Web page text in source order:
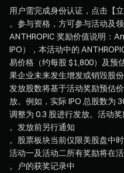
用户需完成身份认证，点击【
参与资格，方可参与活动及领
ANTHROPIC 奖励价值说明：
IPO），本活动中的
易价格（约每股 $1,800）及预
果企业未来发生增发或销毁股
发放股数将基于活动奖励预估
放。例如，实际 IPO 总股数为
调整为 0.3 股进行发放。活动
发放前另行通知。
股票板块当前仅限美股盘中时
活动一及活动二所有奖励将在
户的获奖记录中。